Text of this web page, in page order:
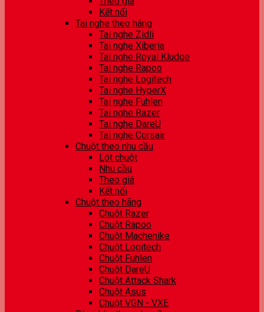
Kết nối
Tai nghe theo hãng
Tai nghe Zidli
Tai nghe Xiberia
Tai nghe Royal Kludge
Tai nghe Rapoo
Tai nghe Logitech
Tai nghe HyperX
Tai nghe Fuhlen
Tai nghe Razer
Tai nghe DareU
Tai nghe Corsair
Chuột theo nhu cầu
Lót chuột
Nhu cầu
Theo giá
Kết nối
Chuột theo hãng
Chuột Razer
Chuột Rapoo
Chuột Machenike
Chuột Logitech
Chuột Fuhlen
Chuột DareU
Chuột Attack Shark
Chuột Asus
Chuột VGN - VXE